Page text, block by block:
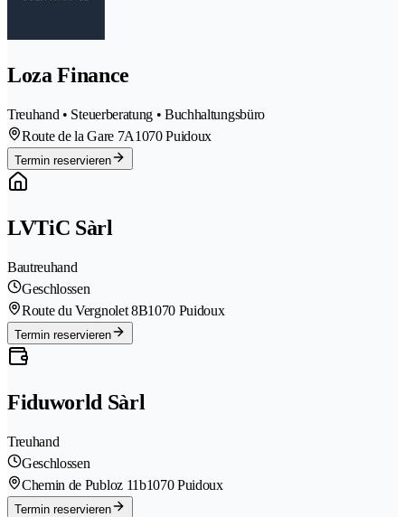
Loza Finance
Treuhand • Steuerberatung • Buchhaltungsbüro
Route de la Gare 7A1070 Puidoux
Termin reservieren
LVTiC Sàrl
Bautreuhand
Geschlossen
Route du Vergnolet 8B1070 Puidoux
Termin reservieren
Fiduworld Sàrl
Treuhand
Geschlossen
Chemin de Publoz 11b1070 Puidoux
Termin reservieren